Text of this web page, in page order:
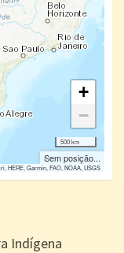
+
−
500 km
Sem posição...
HERE, Garmin, FAO, NOAA, USGS
Indígena